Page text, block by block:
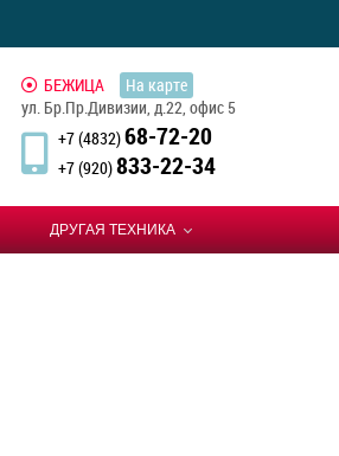
БЕЖИЦА
На карте
ул. Бр.Пр.Дивизии, д.22, офис 5
+7 (4832)68-72-20
+7 (920)833-22-34
ДРУГАЯ ТЕХНИКА